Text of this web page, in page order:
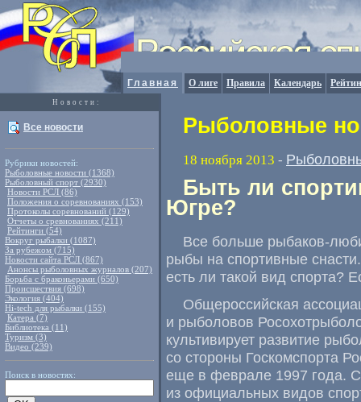
Главная О лиге Правила Календарь
Новости:
Все новости
Рубрики новостей:
Рыболовные новости (1368)
Рыболовный спорт (2930)
Новости РСЛ (86)
Положения о соревнованиях (153)
Протоколы соревнований (129)
Отчеты о сревнованиях (211)
Рейтинги (54)
Вокруг рыбалки (1087)
За рубежом (715)
Новости сайта РСЛ (867)
Анонсы рыболовных журналов (207)
Борьба с браконьерами (650)
Происшествия (698)
Экология (404)
Hi-tech для рыбалки (155)
Катера (7)
Библиотека (11)
Туризм (3)
Видео (239)
Поиск в новостях:
Рыболовные
18 ноября 2013 -
Быть ли
Югре?
Все больше рыбаков-
рыбы на спортивные
есть ли такой вид спорта?
Общероссийская
и рыболовов
культивирует развитие
со стороны Госкомспорта
еще в феврале 1997 года.
из официальных видов